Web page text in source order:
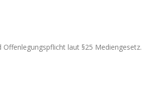
laut §25 Mediengesetz.